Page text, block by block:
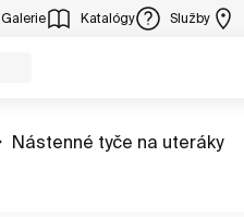
Galerie Katalógy Služby
ZOBRAZIŤ
Nástenné tyče na uteráky